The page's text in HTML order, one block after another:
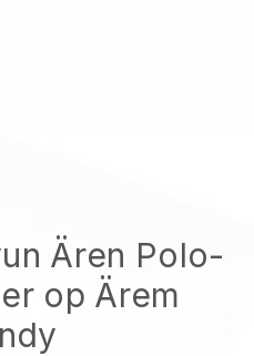
Ären Polo-
op Ärem